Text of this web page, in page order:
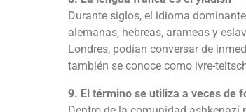
Durante siglos, el idioma
alemanas, hebreas, arameas y
Londres, podían conversar de
también se conoce como ivre-
9. El término se utiliza a veces de